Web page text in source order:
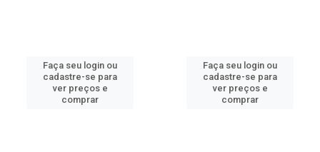
Faça seu login ou
cadastre-se para
ver preços e
comprar
Faça seu login ou
cadastre-se para
ver preços e
comprar